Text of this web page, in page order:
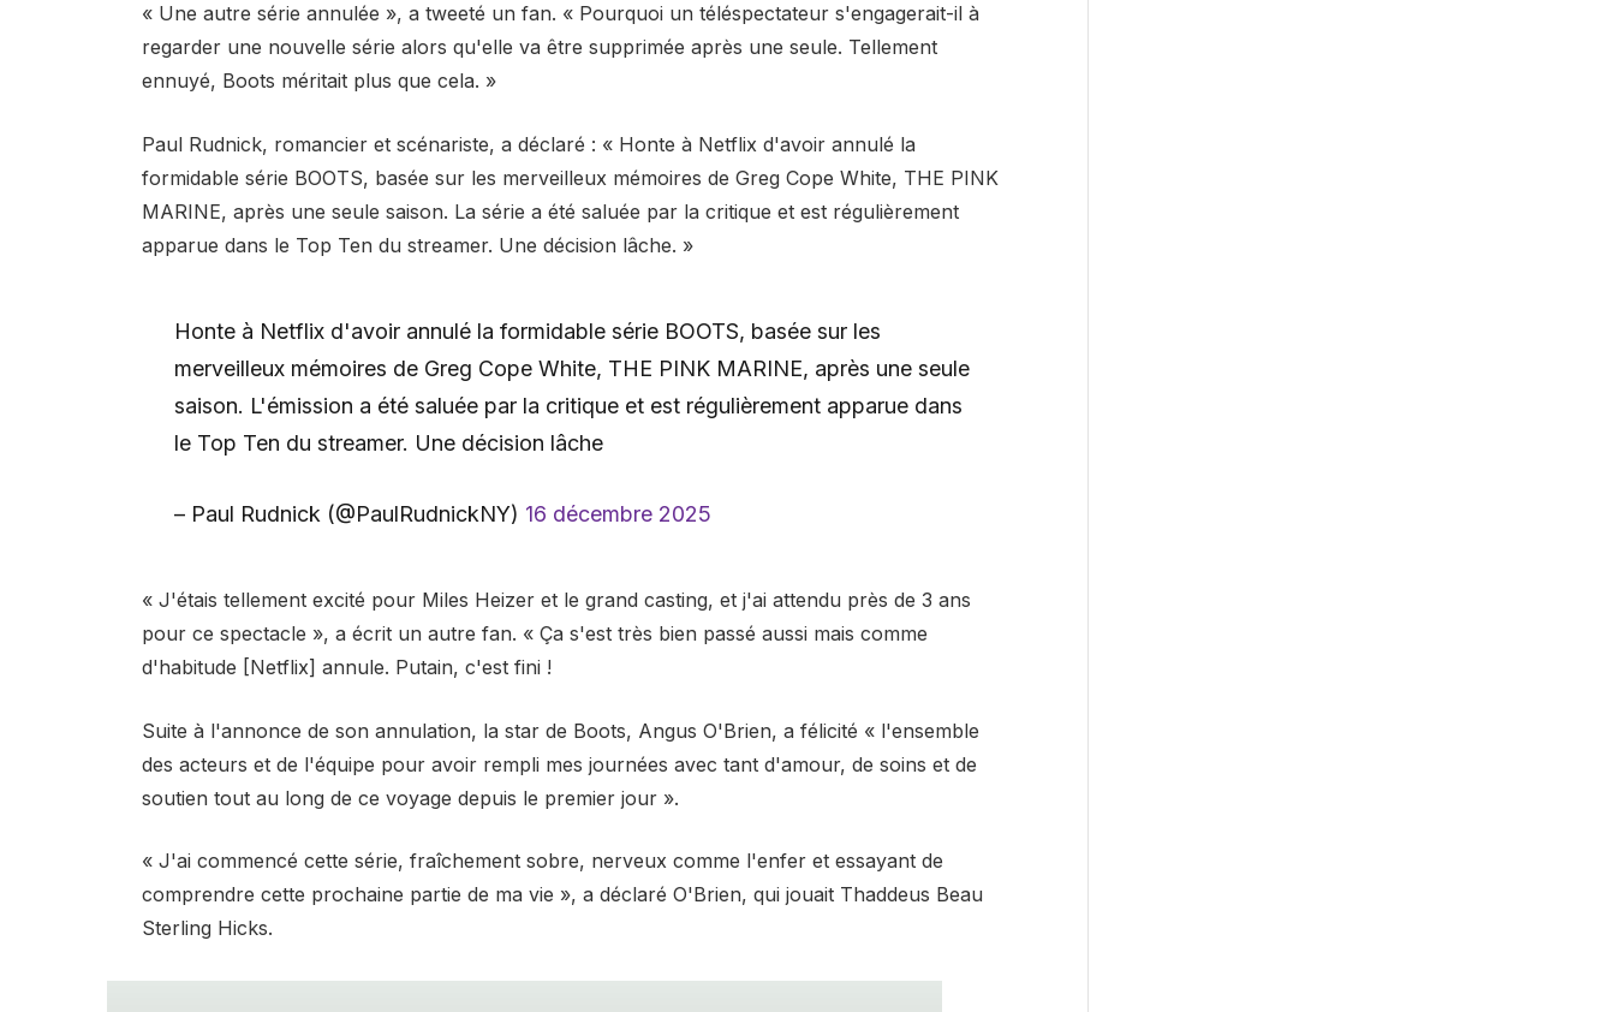
« Une autre série annulée », a tweeté un fan. « Pourquoi un téléspectateur s'engagerait-il à
regarder une nouvelle série alors qu'elle va être supprimée après une seule. Tellement
ennuyé, Boots méritait plus que cela. »
Paul Rudnick, romancier et scénariste, a déclaré : « Honte à Netflix d'avoir annulé la
formidable série BOOTS, basée sur les merveilleux mémoires de Greg Cope White, THE PINK
MARINE, après une seule saison. La série a été saluée par la critique et est régulièrement
apparue dans le Top Ten du streamer. Une décision lâche. »
Honte à Netflix d'avoir annulé la formidable série BOOTS, basée sur les
merveilleux mémoires de Greg Cope White, THE PINK MARINE, après une seule
saison. L'émission a été saluée par la critique et est régulièrement apparue dans
le Top Ten du streamer. Une décision lâche
– Paul Rudnick (@PaulRudnickNY) 16 décembre 2025
« J'étais tellement excité pour Miles Heizer et le grand casting, et j'ai attendu près de 3 ans
pour ce spectacle », a écrit un autre fan. « Ça s'est très bien passé aussi mais comme
d'habitude [Netflix] annule. Putain, c'est fini !
Suite à l'annonce de son annulation, la star de Boots, Angus O'Brien, a félicité « l'ensemble
des acteurs et de l'équipe pour avoir rempli mes journées avec tant d'amour, de soins et de
soutien tout au long de ce voyage depuis le premier jour ».
« J'ai commencé cette série, fraîchement sobre, nerveux comme l'enfer et essayant de
comprendre cette prochaine partie de ma vie », a déclaré O'Brien, qui jouait Thaddeus Beau
Sterling Hicks.